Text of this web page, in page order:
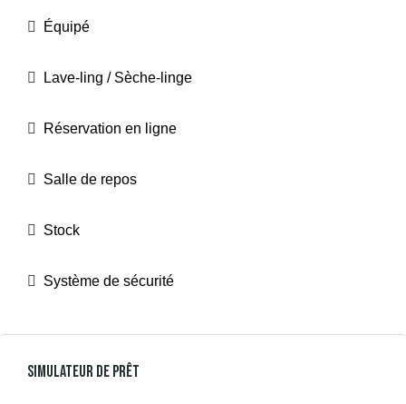
Équipé
Lave-ling / Sèche-linge
Réservation en ligne
Salle de repos
Stock
Système de sécurité
Simulateur De Prêt